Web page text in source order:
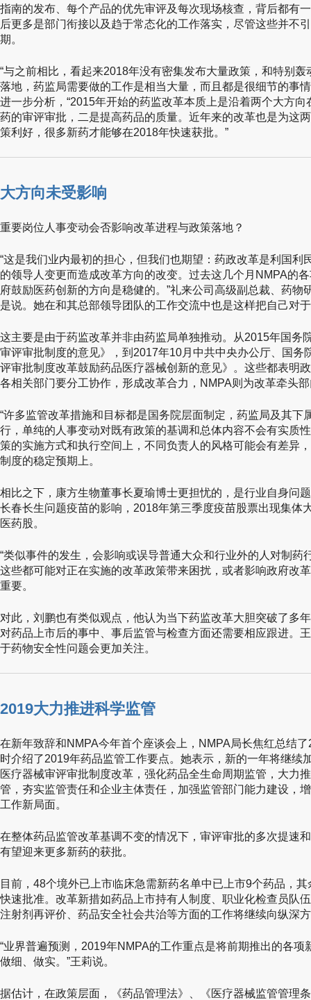
指南的发布、每个产品的优先审评及每次现场核查，背后都有
后更多是部门衔接以及趋于常态化的工作落实，尽管这些并不
期。
“与之前相比，看起来2018年没有密集发布大量政策，和特别
落地，药监局需要做的工作是相当大量，而且都是很细节的事
进一步分析，“2015年开始的药监改革本质上是沿着两个大方
药的审评审批，二是提高药品的质量。近年来的改革也是为这
策利好，很多新药才能够在2018年快速获批。”
大方向未受影响
重要岗位人事变动会否影响改革进程与政策落地？
“这是我们业内最初的担心，但我们也期望：药政改革是利国利
的领导人变更而造成改革方向的改变。过去这几个月NMPA的
府鼓励医药创新的方向是稳健的。”礼来公司高级副总裁、药物
是说。她在和其总部领导团队的工作交流中也是这样把自己对
这主要是由于药监改革并非由药监局单独推动。从2015年国务
审评审批制度的意见》，到2017年10月中共中央办公厅、国务
评审批制度改革鼓励药品医疗器械创新的意见》。这些都表明
各相关部门要分工协作，形成改革合力，NMPA则为改革牵头
“许多监管改革措施和目标都是国务院层面制定，药监局及其下
行，单纯的人事变动对既有政策的基调和总体内容不会有实质
策的实施方式和执行空间上，不同负责人的风格可能会有差异
制度的稳定预期上。
相比之下，康方生物董事长夏瑜博士更担忧的，是行业自身问
长春长生问题疫苗的影响，2018年第三季度疫苗股票出现集体
医药股。
“类似事件的发生，会影响或误导普通大众和行业外的人对制药
这些都可能对正在实施的改革政策带来困扰，或者影响政府改
重要。
对此，刘鹏也有类似观点，他认为当下药监改革大胆突破了多
对药品上市后的事中、事后监管与检查方面还需要相应跟进。
于药物安全性问题会更加关注。
2019大力推进科学监管
在新年致辞和NMPA今年首个座谈会上，NMPA局长焦红总结
时介绍了2019年药品监管工作要点。她表示，新的一年将继续
医疗器械审评审批制度改革，强化药品全生命周期监管，大力
管，夯实监管责任和企业主体责任，加强监管部门能力建设，
工作新局面。
在整体药品监管改革基调不变的情况下，审评审批的多次提速
有望迎来更多新药的获批。
目前，48个境外已上市临床急需新药名单中已上市9个药品，
快速批准。改革新措如药品上市持有人制度、职业化检查员队
注射剂再评价、药品安全社会共治等方面的工作将继续向纵深
“业界普遍预测，2019年NMPA的工作重点是将前期推出的各
做细、做实。”王莉说。
据估计，在政策层面，《药品管理法》、《医疗器械监管管理